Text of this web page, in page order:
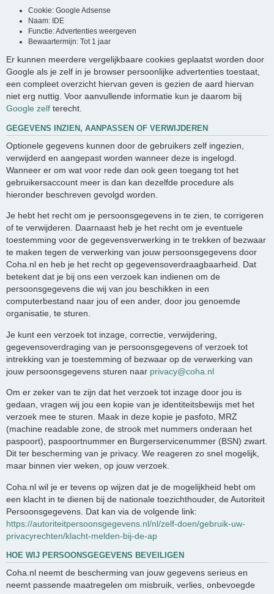
Cookie: Google Adsense
Naam: IDE
Functie: Advertenties weergeven
Bewaartermijn: Tot 1 jaar
Er kunnen meerdere vergelijkbaare cookies geplaatst worden door
Google als je zelf in je browser persoonlijke advertenties toestaat,
een compleet overzicht hiervan geven is gezien de aard hiervan
niet erg nuttig. Voor aanvullende informatie kun je daarom bij
Google zelf terecht.
GEGEVENS INZIEN, AANPASSEN OF VERWIJDEREN
Optionele gegevens kunnen door de gebruikers zelf ingezien,
verwijderd en aangepast worden wanneer deze is ingelogd.
Wanneer er om wat voor rede dan ook geen toegang tot het
gebruikersaccount meer is dan kan dezelfde procedure als
hieronder beschreven gevolgd worden.
Je hebt het recht om je persoonsgegevens in te zien, te corrigeren
of te verwijderen. Daarnaast heb je het recht om je eventuele
toestemming voor de gegevensverwerking in te trekken of bezwaar
te maken tegen de verwerking van jouw persoonsgegevens door
Coha.nl en heb je het recht op gegevensoverdraagbaarheid. Dat
betekent dat je bij ons een verzoek kan indienen om de
persoonsgegevens die wij van jou beschikken in een
computerbestand naar jou of een ander, door jou genoemde
organisatie, te sturen.
Je kunt een verzoek tot inzage, correctie, verwijdering,
gegevensoverdraging van je persoonsgegevens of verzoek tot
intrekking van je toestemming of bezwaar op de verwerking van
jouw persoonsgegevens sturen naar privacy@coha.nl
Om er zeker van te zijn dat het verzoek tot inzage door jou is
gedaan, vragen wij jou een kopie van je identiteitsbewijs met het
verzoek mee te sturen. Maak in deze kopie je pasfoto, MRZ
(machine readable zone, de strook met nummers onderaan het
paspoort), paspoortnummer en Burgerservicenummer (BSN) zwart.
Dit ter bescherming van je privacy. We reageren zo snel mogelijk,
maar binnen vier weken, op jouw verzoek.
Coha.nl wil je er tevens op wijzen dat je de mogelijkheid hebt om
een klacht in te dienen bij de nationale toezichthouder, de Autoriteit
Persoonsgegevens. Dat kan via de volgende link:
https://autoriteitpersoonsgegevens.nl/nl/zelf-doen/gebruik-uw-
privacyrechten/klacht-melden-bij-de-ap
HOE WIJ PERSOONSGEGEVENS BEVEILIGEN
Coha.nl neemt de bescherming van jouw gegevens serieus en
neemt passende maatregelen om misbruik, verlies, onbevoegde